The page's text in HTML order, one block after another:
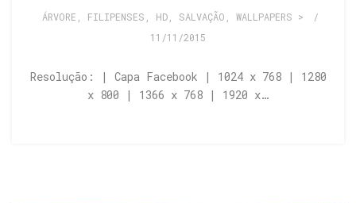
ÁRVORE FILIPENSES HD, SALVAÇÃO WALLPAPERS >
/
11/11/2015
Resolução: | Capa Facebook | 1024 x 768 | 1280
x 800 | 1366 x 768 | 1920 x…